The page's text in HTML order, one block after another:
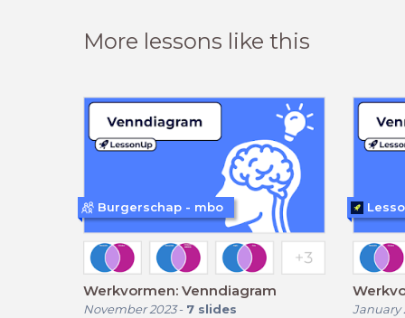
More lessons like this
Werkvormen: Venndiagram
November 2023- 7 slides
Burgerschap - mbo
January